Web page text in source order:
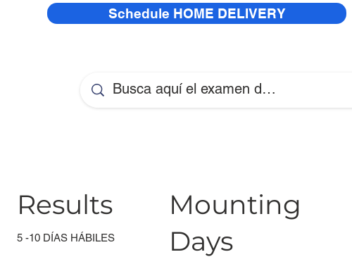
Schedule HOME DELIVERY
Results
5 -10 DÍAS HÁBILES
Mounting
Days